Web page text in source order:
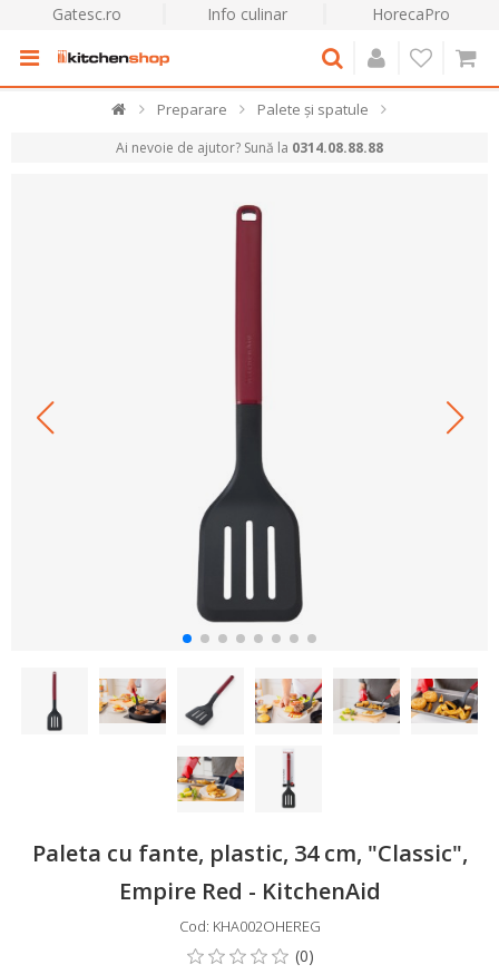
Gatesc.ro Info culinar HorecaPro
Preparare Palete și spatule
Ai nevoie de ajutor? Sună la 0314.08.88.88
Paleta cu fante, plastic, 34 cm, "Classic",
Empire Red - KitchenAid
Cod: KHA002OHEREG